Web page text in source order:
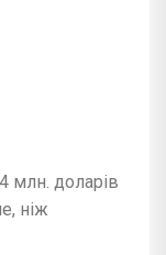
млн. доларів
ніж